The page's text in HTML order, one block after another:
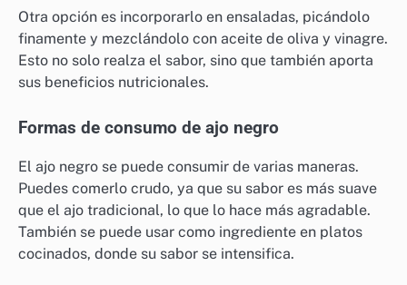
Otra opción es incorporarlo en ensaladas, picándolo
finamente y mezclándolo con aceite de oliva y vinagre.
Esto no solo realza el sabor, sino que también aporta
sus beneficios nutricionales.
Formas de consumo de ajo negro
El ajo negro se puede consumir de varias maneras.
Puedes comerlo crudo, ya que su sabor es más suave
que el ajo tradicional, lo que lo hace más agradable.
También se puede usar como ingrediente en platos
cocinados, donde su sabor se intensifica.